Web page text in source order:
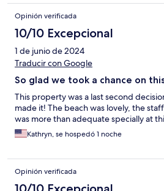
Opinión verificada
10/10 Excepcional
1 de junio de 2024
Traducir con Google
So glad we took a chance on
This property was a last second
made it! The beach was lovely, the
was more than adequate specially at
Kathryn, se hospedó 1 noche
Opinión verificada